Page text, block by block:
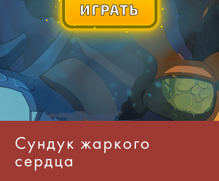
ИГРАТЬ
Сундук жаркого
сердца